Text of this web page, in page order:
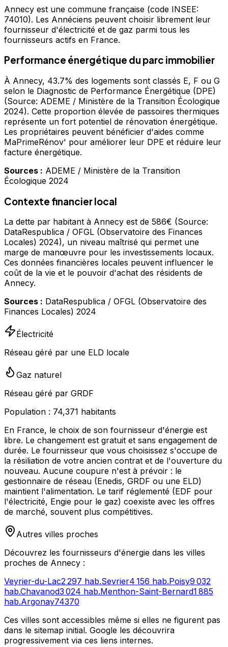
Annecy est une commune française (code INSEE:
74010). Les Annéciens peuvent choisir librement leur
fournisseur d'électricité et de gaz parmi tous les
fournisseurs actifs en France.
Performance énergétique du parc immobilier
À Annecy, 43.7% des logements sont classés E, F ou G
selon le Diagnostic de Performance Énergétique (DPE)
(Source: ADEME / Ministère de la Transition Écologique
2024). Cette proportion élevée de passoires thermiques
représente un fort potentiel de rénovation énergétique.
Les propriétaires peuvent bénéficier d'aides comme
MaPrimeRénov' pour améliorer leur DPE et réduire leur
facture énergétique.
Sources : ADEME / Ministère de la Transition
Écologique 2024
Contexte financier local
La dette par habitant à Annecy est de 586€ (Source:
DataRespublica / OFGL (Observatoire des Finances
Locales) 2024), un niveau maîtrisé qui permet une
marge de manœuvre pour les investissements locaux.
Ces données financières locales peuvent influencer le
coût de la vie et le pouvoir d'achat des résidents de
Annecy.
Sources : DataRespublica / OFGL (Observatoire des
Finances Locales) 2024
Électricité
Réseau géré par une ELD locale
Gaz naturel
Réseau géré par GRDF
Population : 74,371 habitants
En France, le choix de son fournisseur d'énergie est
libre. Le changement est gratuit et sans engagement de
durée. Le fournisseur que vous choisissez s'occupe de
la résiliation de votre ancien contrat et de l'ouverture du
nouveau. Aucune coupure n'est à prévoir : le
gestionnaire de réseau (Enedis, GRDF ou une ELD)
maintient l'alimentation. Le tarif réglementé (EDF pour
l'électricité, Engie pour le gaz) coexiste avec les offres
de marché, souvent plus compétitives.
Autres villes proches
Découvrez les fournisseurs d'énergie dans les villes
proches de Annecy :
Veyrier-du-Lac2 297 hab.Sevrier4 156 hab.Poisy9 032
hab.Chavanod3 024 hab.Menthon-Saint-Bernard1 885
hab.Argonay74370
Ces villes sont accessibles même si elles ne figurent pas
dans le sitemap initial. Google les découvrira
progressivement via ces liens internes.